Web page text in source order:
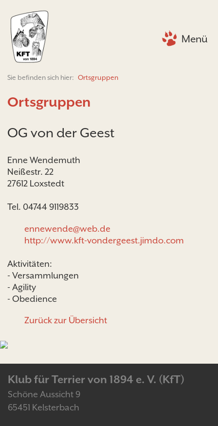
Menü
Sie befinden sich hier: Ortsgruppen
Ortsgruppen
OG von der Geest
Enne Wendemuth
Neißestr. 22
27612 Loxstedt
Tel. 04744 9119833
ennewende@web.de
http://www.kft-vondergeest.jimdo.com
Aktivitäten:
- Versammlungen
- Agility
- Obedience
Zurück zur Übersicht
Klub für Terrier von 1894 e. V. (KfT)
Schöne Aussicht 9
65451 Kelsterbach